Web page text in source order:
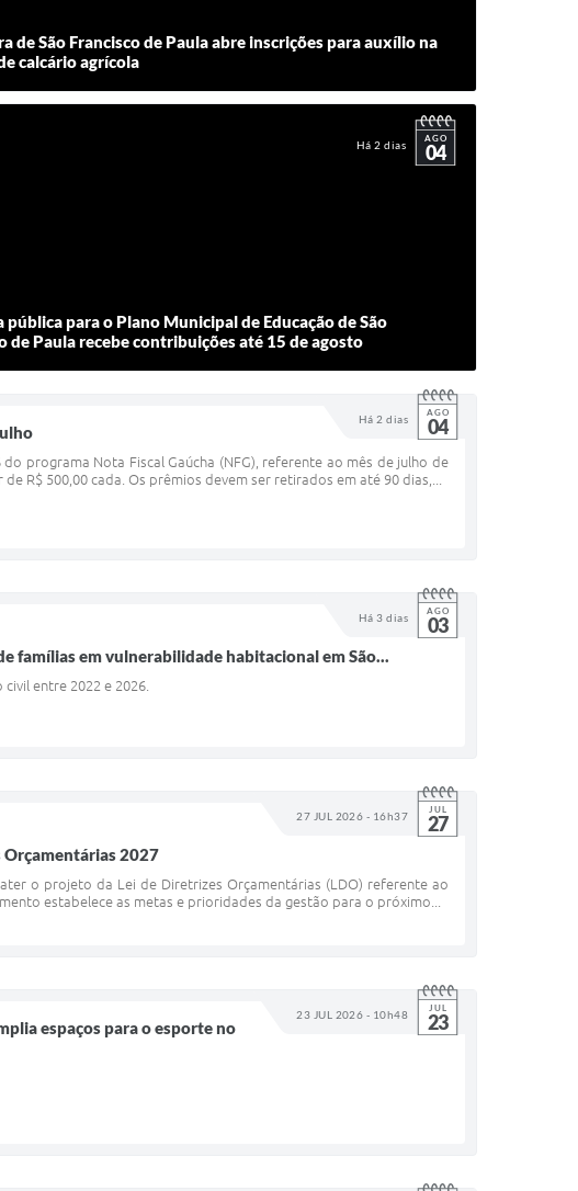
de São Francisco de Paula abre inscrições para auxílio na
calcário agrícola
Há 2 dias AGO
04
pública para o Plano Municipal de Educação de São
de Paula recebe contribuições até 15 de agosto
Há 2 dias AGO
04
programa Nota Fiscal Gaúcha (NFG), referente ao mês de julho de
R$ 500,00 cada. Os prêmios devem ser retirados em até 90 dias,...
Há 3 dias AGO
03
famílias em vulnerabilidade habitacional em São...
entre 2022 e 2026.
27 JUL 2026 - 16h37 JUL
27
2027
o projeto da Lei de Diretrizes Orçamentárias (LDO) referente ao
estabelece as metas e prioridades da gestão para o próximo...
23 JUL 2026 - 10h48 JUL
23
espaços para o esporte no